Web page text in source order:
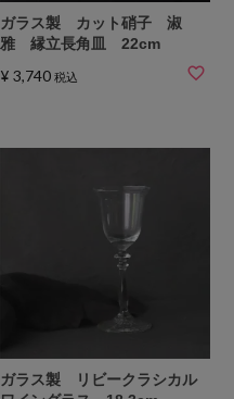
ガラス製 カット硝子 淑
雅 縁立長角皿 22cm
¥ 3,740 税込
ガラス製 リビークラシカル